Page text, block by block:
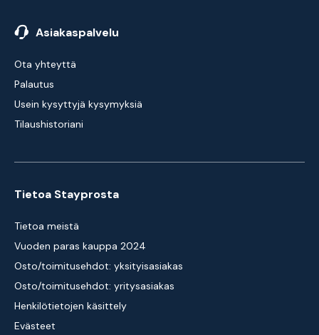
Asiakaspalvelu
Ota yhteyttä
Palautus
Usein kysyttyjä kysymyksiä
Tilaushistoriani
Tietoa Stayprosta
Tietoa meistä
Vuoden paras kauppa 2024
Osto/toimitusehdot: yksityisasiakas
Osto/toimitusehdot: yritysasiakas
Henkilötietojen käsittely
Evästeet